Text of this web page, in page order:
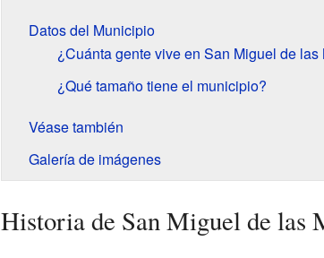
Datos del Municipio
¿Cuánta gente vive en San Miguel de las
¿Qué tamaño tiene el municipio?
Véase también
Galería de imágenes
Historia de San Miguel de las